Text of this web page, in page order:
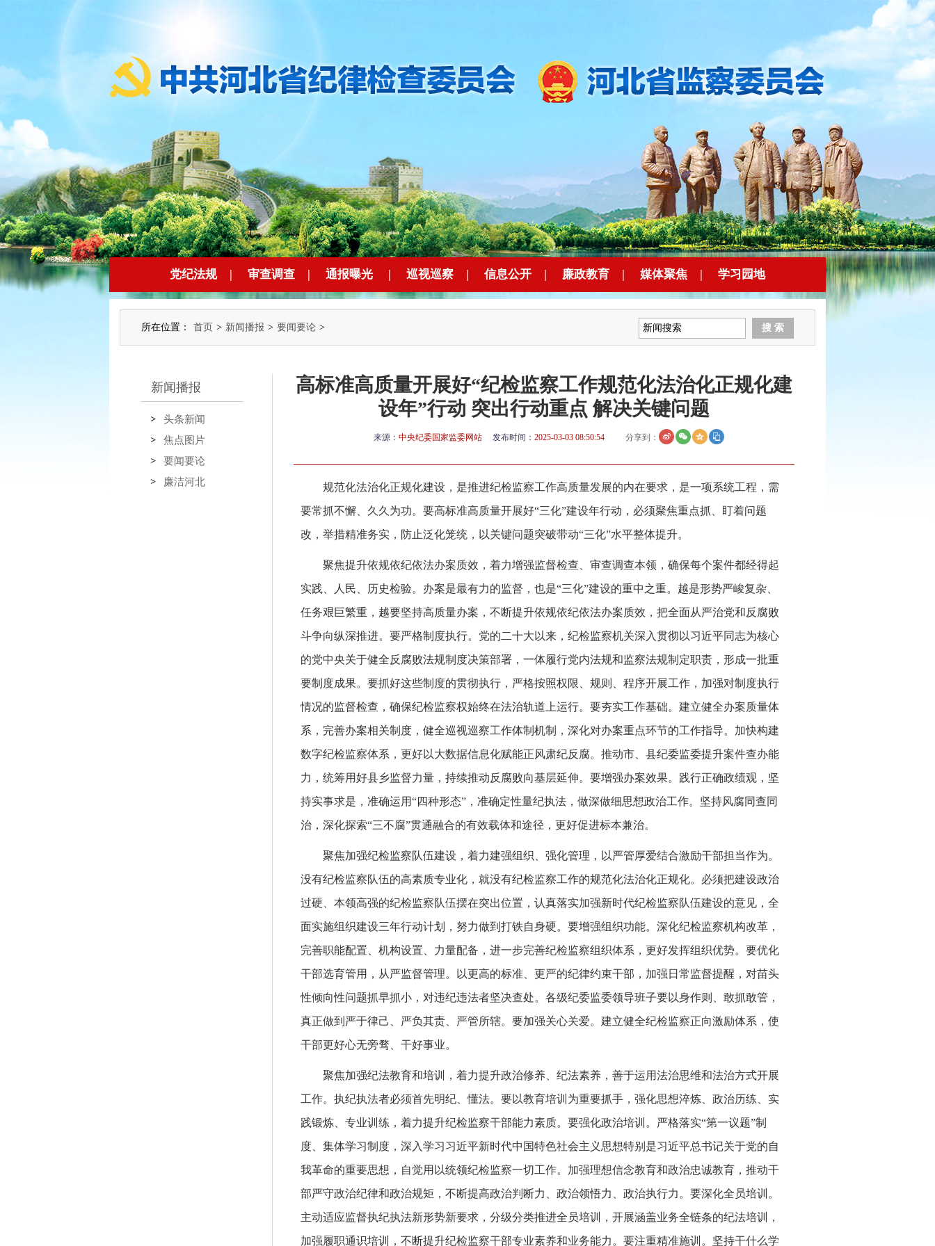
党纪法规 | 审查调查 | 通报曝光 | 巡视巡察 | 信息公开 | 廉政教育 | 媒体聚焦 | 学习园地
所在位置： 首页 > 新闻播报 > 要闻要论 >
新闻播报
头条新闻
焦点图片
要闻要论
廉洁河北
高标准高质量开展好“纪检监察工作规范化法治化正规化建
设年”行动 突出行动重点 解决关键问题
来源： 中央纪委国家监委网站 发布时间： 2025-03-03 08:50:54 分享到：
规范化法治化正规化建设，是推进纪检监察工作高质量发展的内在要求，是一项系统工程，需
要常抓不懈、久久为功。要高标准高质量开展好“三化”建设年行动，必须聚焦重点抓、盯着问题
改，举措精准务实，防止泛化笼统，以关键问题突破带动“三化”水平整体提升。
聚焦提升依规依纪依法办案质效，着力增强监督检查、审查调查本领，确保每个案件都经得起
实践、人民、历史检验。办案是最有力的监督，也是“三化”建设的重中之重。越是形势严峻复杂、
任务艰巨繁重，越要坚持高质量办案，不断提升依规依纪依法办案质效，把全面从严治党和反腐败
斗争向纵深推进。要严格制度执行。党的二十大以来，纪检监察机关深入贯彻以习近平同志为核心
的党中央关于健全反腐败法规制度决策部署，一体履行党内法规和监察法规制定职责，形成一批重
要制度成果。要抓好这些制度的贯彻执行，严格按照权限、规则、程序开展工作，加强对制度执行
情况的监督检查，确保纪检监察权始终在法治轨道上运行。要夯实工作基础。建立健全办案质量体
系，完善办案相关制度，健全巡视巡察工作体制机制，深化对办案重点环节的工作指导。加快构建
数字纪检监察体系，更好以大数据信息化赋能正风肃纪反腐。推动市、县纪委监委提升案件查办能
力，统筹用好县乡监督力量，持续推动反腐败向基层延伸。要增强办案效果。践行正确政绩观，坚
持实事求是，准确运用“四种形态”，准确定性量纪执法，做深做细思想政治工作。坚持风腐同查同
治，深化探索“三不腐”贯通融合的有效载体和途径，更好促进标本兼治。
聚焦加强纪检监察队伍建设，着力建强组织、强化管理，以严管厚爱结合激励干部担当作为。
没有纪检监察队伍的高素质专业化，就没有纪检监察工作的规范化法治化正规化。必须把建设政治
过硬、本领高强的纪检监察队伍摆在突出位置，认真落实加强新时代纪检监察队伍建设的意见，全
面实施组织建设三年行动计划，努力做到打铁自身硬。要增强组织功能。深化纪检监察机构改革，
完善职能配置、机构设置、力量配备，进一步完善纪检监察组织体系，更好发挥组织优势。要优化
干部选育管用，从严监督管理。以更高的标准、更严的纪律约束干部，加强日常监督提醒，对苗头
性倾向性问题抓早抓小，对违纪违法者坚决查处。各级纪委监委领导班子要以身作则、敢抓敢管，
真正做到严于律己、严负其责、严管所辖。要加强关心关爱。建立健全纪检监察正向激励体系，使
干部更好心无旁骛、干好事业。
聚焦加强纪法教育和培训，着力提升政治修养、纪法素养，善于运用法治思维和法治方式开展
工作。执纪执法者必须首先明纪、懂法。要以教育培训为重要抓手，强化思想淬炼、政治历练、实
践锻炼、专业训练，着力提升纪检监察干部能力素质。要强化政治培训。严格落实“第一议题”制
度、集体学习制度，深入学习习近平新时代中国特色社会主义思想特别是习近平总书记关于党的自
我革命的重要思想，自觉用以统领纪检监察一切工作。加强理想信念教育和政治忠诚教育，推动干
部严守政治纪律和政治规矩，不断提高政治判断力、政治领悟力、政治执行力。要深化全员培训。
主动适应监督执纪执法新形势新要求，分级分类推进全员培训，开展涵盖业务全链条的纪法培训，
加强履职通识培训，不断提升纪检监察干部专业素养和业务能力。要注重精准施训。坚持干什么学